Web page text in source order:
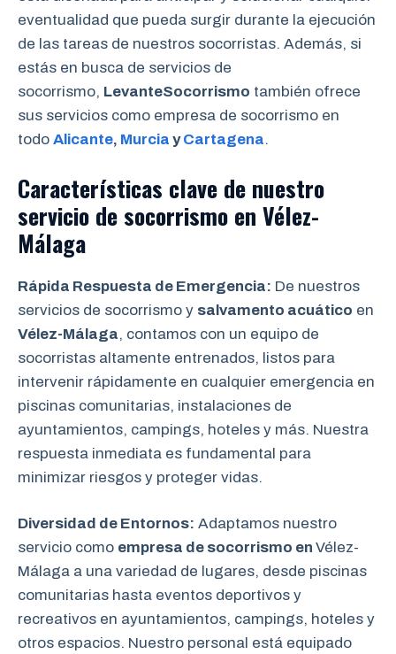
eventualidad que pueda surgir durante la ejecución
de las tareas de nuestros socorristas. Además, si
estás en busca de servicios de
socorrismo, LevanteSocorrismo también ofrece
sus servicios como empresa de socorrismo en
todo Alicante, Murcia yCartagena.
Características clave de nuestro
servicio de socorrismo en Vélez-
Málaga
Rápida Respuesta de Emergencia: De nuestros
servicios de socorrismo y salvamento acuático en
Vélez-Málaga, contamos con un equipo de
socorristas altamente entrenados, listos para
intervenir rápidamente en cualquier emergencia en
piscinas comunitarias, instalaciones de
ayuntamientos, campings, hoteles y más. Nuestra
respuesta inmediata es fundamental para
minimizar riesgos y proteger vidas.
Diversidad de Entornos: Adaptamos nuestro
servicio como empresa de socorrismo en Vélez-
Málaga a una variedad de lugares, desde piscinas
comunitarias hasta eventos deportivos y
recreativos en ayuntamientos, campings, hoteles y
otros espacios. Nuestro personal está equipado